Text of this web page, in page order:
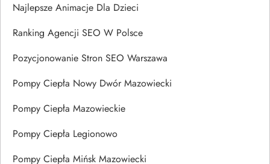
Najlepsze Animacje Dla Dzieci
Ranking Agencji SEO W Polsce
Pozycjonowanie Stron SEO Warszawa
Pompy Ciepła Nowy Dwór Mazowiecki
Pompy Ciepła Mazowieckie
Pompy Ciepła Legionowo
Pompy Ciepła Mińsk Mazowiecki